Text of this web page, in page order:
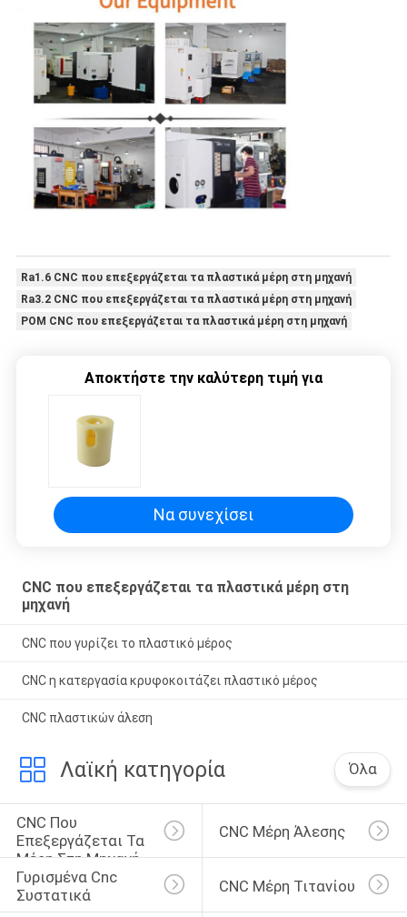
Ra1.6 CNC που επεξεργάζεται τα πλαστικά μέρη στη μηχανή
Ra3.2 CNC που επεξεργάζεται τα πλαστικά μέρη στη μηχανή
POM CNC που επεξεργάζεται τα πλαστικά μέρη στη μηχανή
Αποκτήστε την καλύτερη τιμή για
Να συνεχίσει
CNC που επεξεργάζεται τα πλαστικά μέρη στη
μηχανή
CNC που γυρίζει το πλαστικό μέρος
CNC η κατεργασία κρυφοκοιτάζει πλαστικό μέρος
CNC πλαστικών άλεση
Λαϊκή κατηγορία Όλα
CNC Που
Επεξεργάζεται Τα
Μέρη Στη Μηχανή
CNC Μέρη Άλεσης
Γυρισμένα Cnc
Συστατικά
CNC Μέρη Τιτανίου